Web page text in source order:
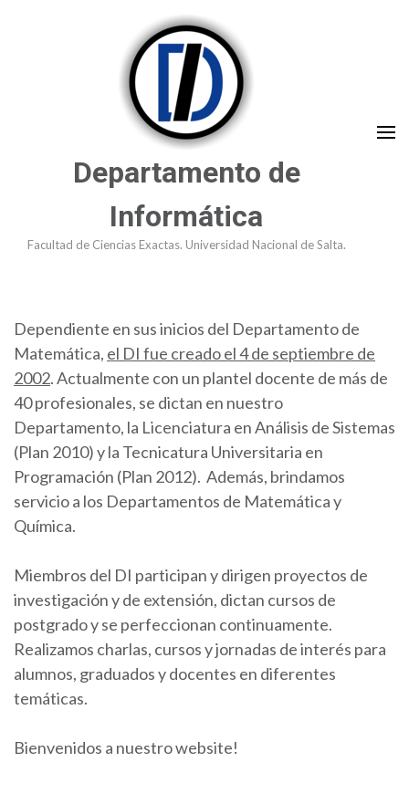
Departamento de
Informática
Facultad de Ciencias Exactas. Universidad Nacional de Salta.
Dependiente en sus inicios del Departamento de
Matemática, el DI fue creado el 4 de septiembre de
2002. Actualmente con un plantel docente de más de
40 profesionales, se dictan en nuestro
Departamento, la Licenciatura en Análisis de Sistemas
(Plan 2010) y la Tecnicatura Universitaria en
Programación (Plan 2012). Además, brindamos
servicio a los Departamentos de Matemática y
Química.
Miembros del DI participan y dirigen proyectos de
investigación y de extensión, dictan cursos de
postgrado y se perfeccionan continuamente.
Realizamos charlas, cursos y jornadas de interés para
alumnos, graduados y docentes en diferentes
temáticas.
Bienvenidos a nuestro website!